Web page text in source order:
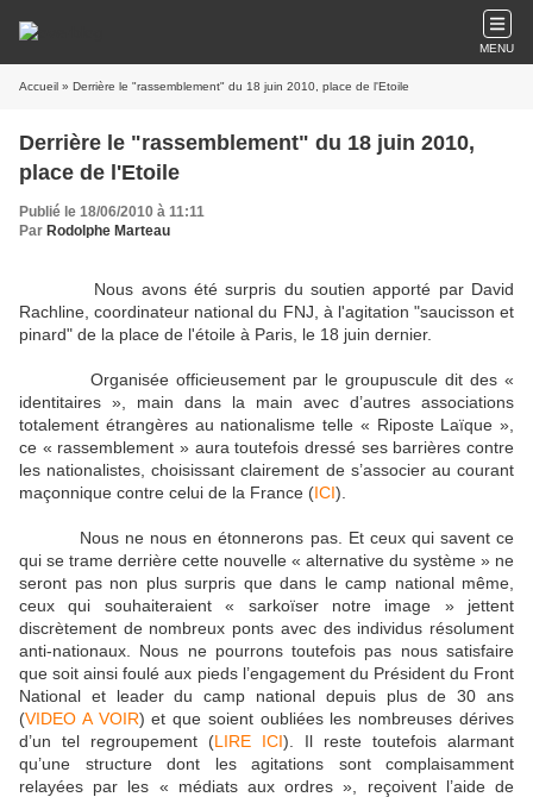
MENU
Accueil » Derrière le "rassemblement" du 18 juin 2010, place de l'Etoile
Derrière le "rassemblement" du 18 juin 2010,
place de l'Etoile
Publié le 18/06/2010 à 11:11
Par Rodolphe Marteau
Nous avons été surpris du soutien apporté par David
Rachline, coordinateur national du FNJ, à l'agitation "saucisson et
pinard" de la place de l'étoile à Paris, le 18 juin dernier.
Organisée officieusement par le groupuscule dit des «
identitaires », main dans la main avec d’autres associations
totalement étrangères au nationalisme telle « Riposte Laïque »,
ce « rassemblement » aura toutefois dressé ses barrières contre
les nationalistes, choisissant clairement de s’associer au courant
maçonnique contre celui de la France (ICI).
Nous ne nous en étonnerons pas. Et ceux qui savent ce
qui se trame derrière cette nouvelle « alternative du système » ne
seront pas non plus surpris que dans le camp national même,
ceux qui souhaiteraient « sarkoïser notre image » jettent
discrètement de nombreux ponts avec des individus résolument
anti-nationaux. Nous ne pourrons toutefois pas nous satisfaire
que soit ainsi foulé aux pieds l’engagement du Président du Front
National et leader du camp national depuis plus de 30 ans
(VIDEO A VOIR) et que soient oubliées les nombreuses dérives
d’un tel regroupement (LIRE ICI). Il reste toutefois alarmant
qu’une structure dont les agitations sont complaisamment
relayées par les « médiats aux ordres », reçoivent l’aide de